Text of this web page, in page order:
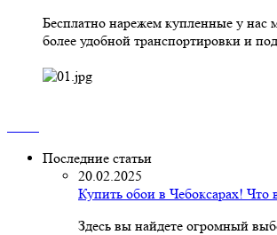
Бесплатно нарежем купленные у нас
более удобной транспортировки и
Последние статьи
20.02.2025
Купить обои в Чебоксарах! Что
Здесь вы найдете огромный